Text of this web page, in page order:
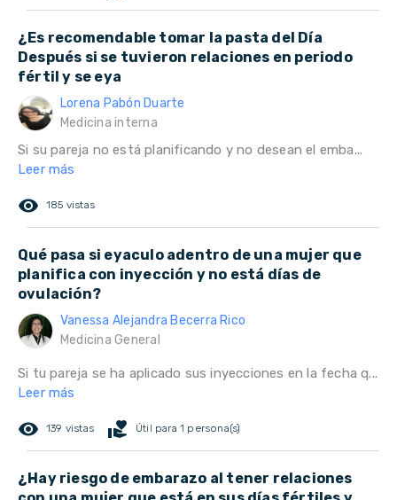
¿Es recomendable tomar la pasta del Día
Después si se tuvieron relaciones en periodo
fértil y se eya
Lorena Pabón Duarte
Medicina interna
Si su pareja no está planificando y no desean el emba...
Leer más
remove_red_eye 185 vistas
Qué pasa si eyaculo adentro de una mujer que
planifica con inyección y no está días de
ovulación?
Vanessa Alejandra Becerra Rico
Medicina General
Si tu pareja se ha aplicado sus inyecciones en la fecha q...
Leer más
remove_red_eye 139 vistas volunteer_activism Útil para 1 persona(s)
¿Hay riesgo de embarazo al tener relaciones